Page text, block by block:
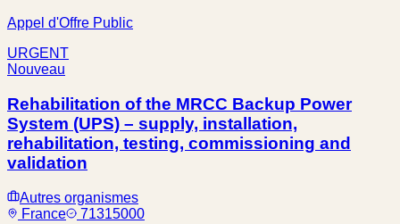
Appel d'Offre Public
URGENT
Nouveau
Rehabilitation of the MRCC Backup Power
System (UPS) – supply, installation,
rehabilitation, testing, commissioning and
validation
Autres organismes
France
71315000